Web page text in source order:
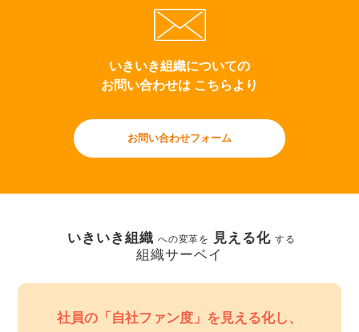
いきいき組織についての
お問い合わせは こちらより
お問い合わせフォーム
いきいき組織 への変革を 見える化 する
組織サーベイ
社員の「自社ファン度」を見える化し、